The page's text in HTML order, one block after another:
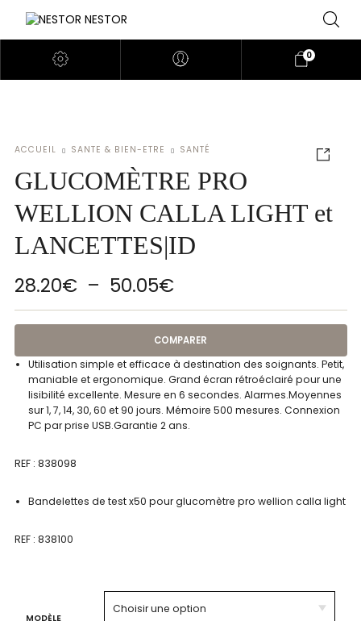
0
ACCUEIL SANTE & BIEN-ETRE SANTÉ
GLUCOMÈTRE PRO
WELLION CALLA LIGHT et
LANCETTES|ID
28.20€ – 50.05€Plage de prix :
Utilisation simple et efficace à destination des soignants. Petit,
maniable et ergonomique. Grand écran rétroéclairé pour une
lisibilité excellente. Mesure en 6 secondes. Alarmes.Moyennes
sur 1, 7, 14, 30, 60 et 90 jours. Mémoire 500 mesures. Connexion
PC par prise USB.Garantie 2 ans.
REF : 838098
Bandelettes de test x50 pour glucomètre pro wellion calla light
REF : 838100
MODÈLE
COMPARER